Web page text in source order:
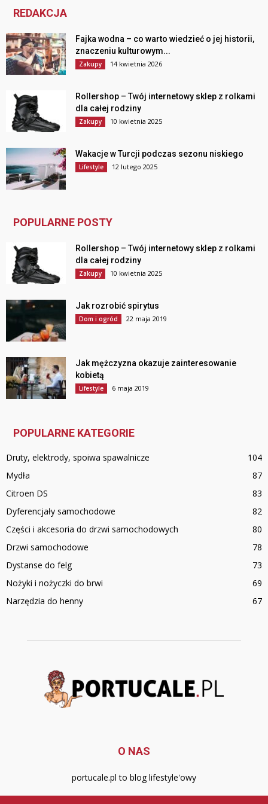
REDAKCJA
Fajka wodna – co warto wiedzieć o jej historii,
znaczeniu kulturowym...
Zakupy 14 kwietnia 2026
Rollershop – Twój internetowy sklep z rolkami
dla całej rodziny
Zakupy 10 kwietnia 2025
Wakacje w Turcji podczas sezonu niskiego
Lifestyle 12 lutego 2025
POPULARNE POSTY
Rollershop – Twój internetowy sklep z rolkami
dla całej rodziny
Zakupy 10 kwietnia 2025
Jak rozrobić spirytus
Dom i ogród 22 maja 2019
Jak mężczyzna okazuje zainteresowanie
kobietą
Lifestyle 6 maja 2019
POPULARNE KATEGORIE
Druty, elektrody, spoiwa spawalnicze
104
Mydła
87
Citroen DS
83
Dyferencjały samochodowe
82
Części i akcesoria do drzwi samochodowych
80
Drzwi samochodowe
78
Dystanse do felg
73
Nożyki i nożyczki do brwi
69
Narzędzia do henny
67
O NAS
portucale.pl to blog lifestyle'owy